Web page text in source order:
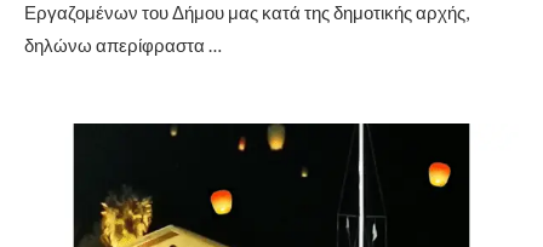
Εργαζομένων του Δήμου μας κατά της δημοτικής αρχής,
δηλώνω απερίφραστα …